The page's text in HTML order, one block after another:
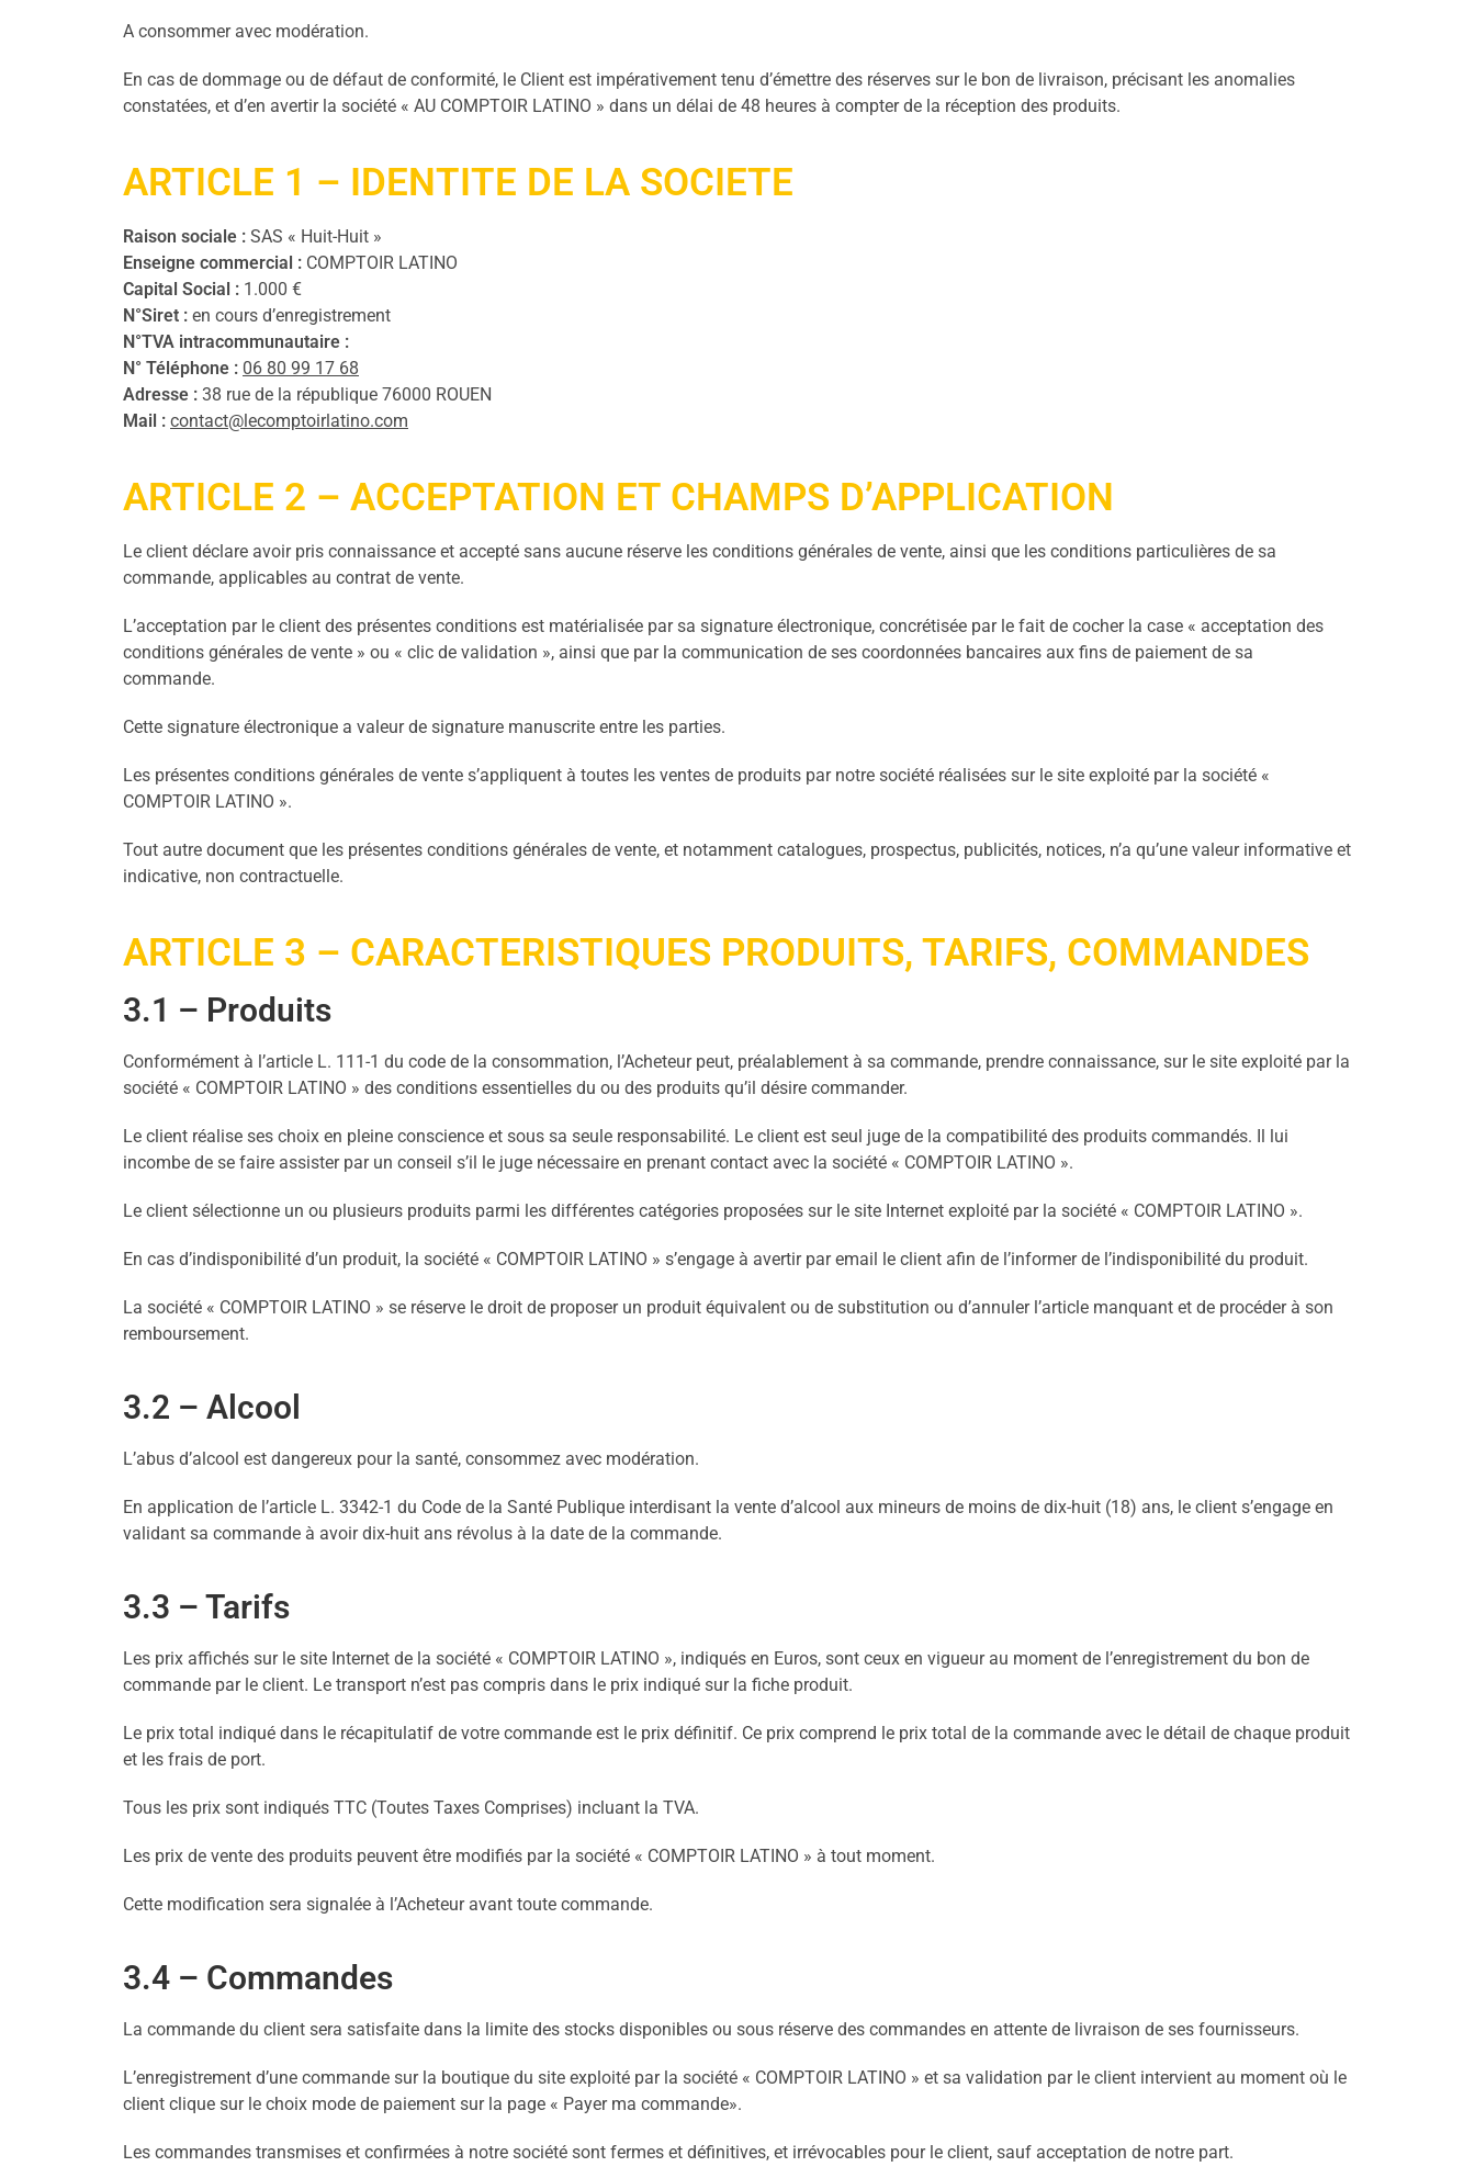
A consommer avec modération.
En cas de dommage ou de défaut de conformité, le Client est impérativement tenu d’émettre des réserves sur le bon de livraison, précisant les anomalies
constatées, et d’en avertir la société « AU COMPTOIR LATINO » dans un délai de 48 heures à compter de la réception des produits.
ARTICLE 1 – IDENTITE DE LA SOCIETE
Raison sociale : SAS « Huit-Huit »
Enseigne commercial : COMPTOIR LATINO
Capital Social : 1.000 €
N°Siret : en cours d’enregistrement
N°TVA intracommunautaire :
N° Téléphone : 06 80 99 17 68
Adresse : 38 rue de la république 76000 ROUEN
Mail : contact@lecomptoirlatino.com
ARTICLE 2 – ACCEPTATION ET CHAMPS D’APPLICATION
Le client déclare avoir pris connaissance et accepté sans aucune réserve les conditions générales de vente, ainsi que les conditions particulières de sa
commande, applicables au contrat de vente.
L’acceptation par le client des présentes conditions est matérialisée par sa signature électronique, concrétisée par le fait de cocher la case « acceptation des
conditions générales de vente » ou « clic de validation », ainsi que par la communication de ses coordonnées bancaires aux fins de paiement de sa
commande.
Cette signature électronique a valeur de signature manuscrite entre les parties.
Les présentes conditions générales de vente s’appliquent à toutes les ventes de produits par notre société réalisées sur le site exploité par la société «
COMPTOIR LATINO ».
Tout autre document que les présentes conditions générales de vente, et notamment catalogues, prospectus, publicités, notices, n’a qu’une valeur informative et
indicative, non contractuelle.
ARTICLE 3 – CARACTERISTIQUES PRODUITS, TARIFS, COMMANDES
3.1 – Produits
Conformément à l’article L. 111-1 du code de la consommation, l’Acheteur peut, préalablement à sa commande, prendre connaissance, sur le site exploité par la
société « COMPTOIR LATINO » des conditions essentielles du ou des produits qu’il désire commander.
Le client réalise ses choix en pleine conscience et sous sa seule responsabilité. Le client est seul juge de la compatibilité des produits commandés. Il lui
incombe de se faire assister par un conseil s’il le juge nécessaire en prenant contact avec la société « COMPTOIR LATINO ».
Le client sélectionne un ou plusieurs produits parmi les différentes catégories proposées sur le site Internet exploité par la société « COMPTOIR LATINO ».
En cas d’indisponibilité d’un produit, la société « COMPTOIR LATINO » s’engage à avertir par email le client afin de l’informer de l’indisponibilité du produit.
La société « COMPTOIR LATINO » se réserve le droit de proposer un produit équivalent ou de substitution ou d’annuler l’article manquant et de procéder à son
remboursement.
3.2 – Alcool
L’abus d’alcool est dangereux pour la santé, consommez avec modération.
En application de l’article L. 3342-1 du Code de la Santé Publique interdisant la vente d’alcool aux mineurs de moins de dix-huit (18) ans, le client s’engage en
validant sa commande à avoir dix-huit ans révolus à la date de la commande.
3.3 – Tarifs
Les prix affichés sur le site Internet de la société « COMPTOIR LATINO », indiqués en Euros, sont ceux en vigueur au moment de l’enregistrement du bon de
commande par le client. Le transport n’est pas compris dans le prix indiqué sur la fiche produit.
Le prix total indiqué dans le récapitulatif de votre commande est le prix définitif. Ce prix comprend le prix total de la commande avec le détail de chaque produit
et les frais de port.
Tous les prix sont indiqués TTC (Toutes Taxes Comprises) incluant la TVA.
Les prix de vente des produits peuvent être modifiés par la société « COMPTOIR LATINO » à tout moment.
Cette modification sera signalée à l’Acheteur avant toute commande.
3.4 – Commandes
La commande du client sera satisfaite dans la limite des stocks disponibles ou sous réserve des commandes en attente de livraison de ses fournisseurs.
L’enregistrement d’une commande sur la boutique du site exploité par la société « COMPTOIR LATINO » et sa validation par le client intervient au moment où le
client clique sur le choix mode de paiement sur la page « Payer ma commande».
Les commandes transmises et confirmées à notre société sont fermes et définitives, et irrévocables pour le client, sauf acceptation de notre part.